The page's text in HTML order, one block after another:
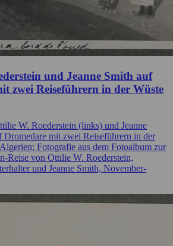
und Jeanne Smith auf
zwei Reiseführern in der Wüste
W. Roederstein (links) und Jeanne
Dromedare mit zwei Reiseführern in der
Fotografie aus dem Fotoalbum zur
Reise von Ottilie W. Roederstein,
und Jeanne Smith, November-